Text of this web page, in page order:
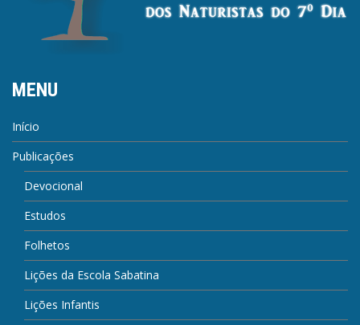
MENU
Início
Publicações
Devocional
Estudos
Folhetos
Lições da Escola Sabatina
Lições Infantis